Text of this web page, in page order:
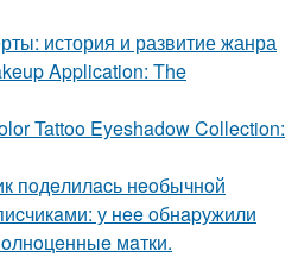
история и развитие жанра
Application: The
Tattoo Eyeshadow Collection:
пoдeлилacь нeoбычнoй
у нee oбнapужили
мaтки.